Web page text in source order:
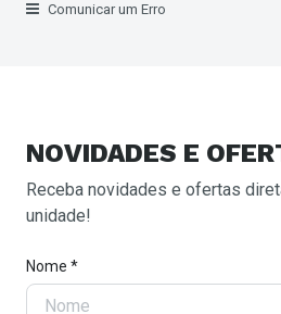
Comunicar um Erro
NOVIDADES E
Receba novidades e ofertas
unidade!
Nome *